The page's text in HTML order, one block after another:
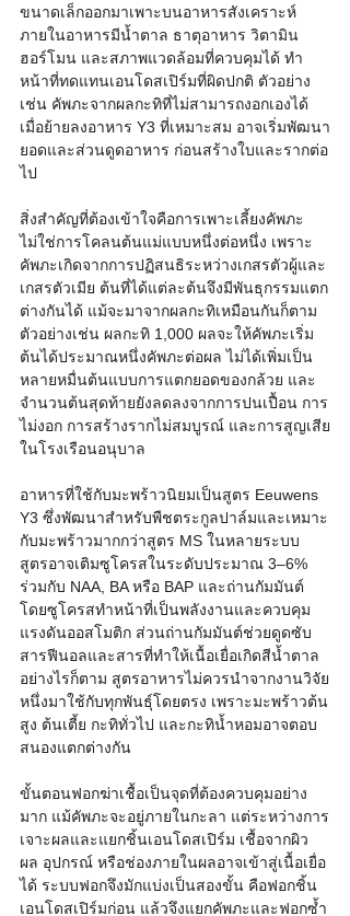
ขนาดเล็กออกมาเพาะบนอาหารสังเคราะห์
ภายในอาหารมีน้ำตาล ธาตุอาหาร วิตามิน
ฮอร์โมน และสภาพแวดล้อมที่ควบคุมได้ ทำ
หน้าที่ทดแทนเอนโดสเปิร์มที่ผิดปกติ ตัวอย่าง
เช่น คัพภะจากผลกะทิที่ไม่สามารถงอกเองได้
เมื่อย้ายลงอาหาร Y3 ที่เหมาะสม อาจเริ่มพัฒนา
ยอดและส่วนดูดอาหาร ก่อนสร้างใบและรากต่อ
ไป
สิ่งสำคัญที่ต้องเข้าใจคือการเพาะเลี้ยงคัพภะ
ไม่ใช่การโคลนต้นแม่แบบหนึ่งต่อหนึ่ง เพราะ
คัพภะเกิดจากการปฏิสนธิระหว่างเกสรตัวผู้และ
เกสรตัวเมีย ต้นที่ได้แต่ละต้นจึงมีพันธุกรรมแตก
ต่างกันได้ แม้จะมาจากผลกะทิเหมือนกันก็ตาม
ตัวอย่างเช่น ผลกะทิ 1,000 ผลจะให้คัพภะเริ่ม
ต้นได้ประมาณหนึ่งคัพภะต่อผล ไม่ได้เพิ่มเป็น
หลายหมื่นต้นแบบการแตกยอดของกล้วย และ
จำนวนต้นสุดท้ายยังลดลงจากการปนเปื้อน การ
ไม่งอก การสร้างรากไม่สมบูรณ์ และการสูญเสีย
ในโรงเรือนอนุบาล
อาหารที่ใช้กับมะพร้าวนิยมเป็นสูตร Eeuwens
Y3 ซึ่งพัฒนาสำหรับพืชตระกูลปาล์มและเหมาะ
กับมะพร้าวมากกว่าสูตร MS ในหลายระบบ
สูตรอาจเติมซูโครสในระดับประมาณ 3–6%
ร่วมกับ NAA, BA หรือ BAP และถ่านกัมมันต์
โดยซูโครสทำหน้าที่เป็นพลังงานและควบคุม
แรงดันออสโมติก ส่วนถ่านกัมมันต์ช่วยดูดซับ
สารฟีนอลและสารที่ทำให้เนื้อเยื่อเกิดสีน้ำตาล
อย่างไรก็ตาม สูตรอาหารไม่ควรนำจากงานวิจัย
หนึ่งมาใช้กับทุกพันธุ์โดยตรง เพราะมะพร้าวต้น
สูง ต้นเตี้ย กะทิทั่วไป และกะทิน้ำหอมอาจตอบ
สนองแตกต่างกัน
ขั้นตอนฟอกฆ่าเชื้อเป็นจุดที่ต้องควบคุมอย่าง
มาก แม้คัพภะจะอยู่ภายในกะลา แต่ระหว่างการ
เจาะผลและแยกชิ้นเอนโดสเปิร์ม เชื้อจากผิว
ผล อุปกรณ์ หรือช่องภายในผลอาจเข้าสู่เนื้อเยื่อ
ได้ ระบบฟอกจึงมักแบ่งเป็นสองขั้น คือฟอกชิ้น
เอนโดสเปิร์มก่อน แล้วจึงแยกคัพภะและฟอกซ้ำ